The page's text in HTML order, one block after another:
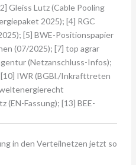
Gleiss Lutz (Cable Pooling
2025); [4] RGC
[5] BWE-Positionspapier
(07/2025); [7] top agrar
(Netzanschluss-Infos);
IWR (BGBl./Inkrafttreten
(EN-Fassung); [13] BEE-
in den Verteilnetzen jetzt so